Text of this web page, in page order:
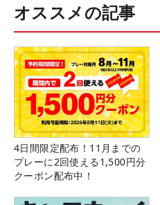
オススメの記事
4日間限定配布！11月までの
プレーに2回使える1,500円分
クーポン配布中！